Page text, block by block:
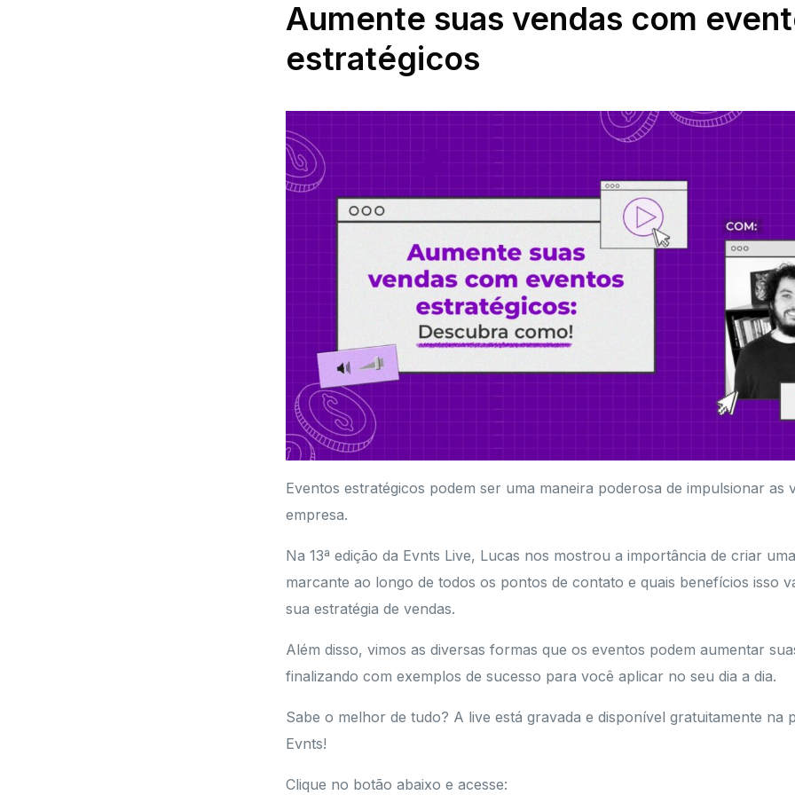
Aumente suas vendas com
estratégicos
Eventos estratégicos podem ser uma maneira poderosa de impulsionar as
empresa.
Na 13ª edição da Evnts Live, Lucas nos mostrou a importância de criar
marcante ao longo de todos os pontos de contato e quais benefícios isso
sua estratégia de vendas.
Além disso, vimos as diversas formas que os eventos podem aumentar
finalizando com exemplos de sucesso para você aplicar no seu dia a dia.
Sabe o melhor de tudo? A live está gravada e disponível gratuitamente na
Evnts!
Clique no botão abaixo e acesse: